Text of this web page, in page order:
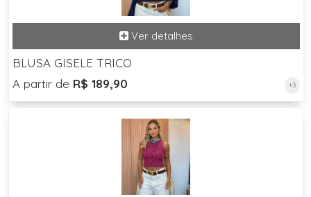
BLUSA GISELE TRICO
A partir de R$ 189,90 +3